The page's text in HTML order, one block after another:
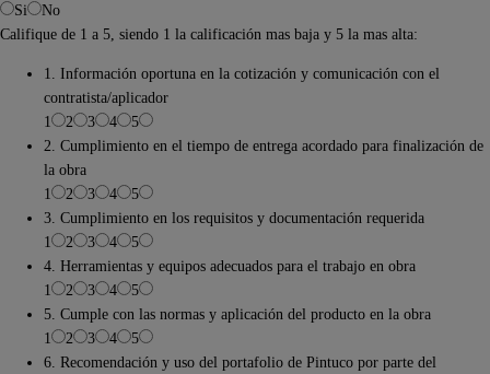
Si
No
Califique de 1 a 5, siendo 1 la calificación mas baja y 5 la mas alta:
1. Información oportuna en la cotización y comunicación con el
contratista/aplicador
1
2 3 4
5
2. Cumplimiento en el tiempo de entrega acordado para finalización de
la obra
1
2 3 4
5
3. Cumplimiento en los requisitos y documentación requerida
1
2 3 4
5
4. Herramientas y equipos adecuados para el trabajo en obra
1
2 3 4
5
5. Cumple con las normas y aplicación del producto en la obra
1
2 3 4
5
6. Recomendación y uso del portafolio de Pintuco por parte del